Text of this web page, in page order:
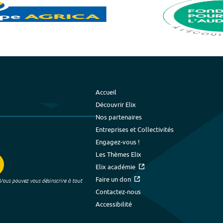
pouvez vous désinscrire à tout
Accueil
Découvrir Elix
Nos partenaires
Entreprises et Collectivités
Engagez-vous !
Les Thèmes Elix
Elix académie
Faire un don
Contactez-nous
Accessibilité